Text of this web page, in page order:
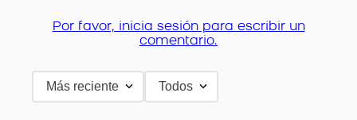
Por favor, inicia sesión para escribir un
comentario.
Más reciente Todos